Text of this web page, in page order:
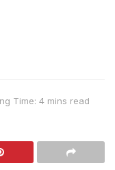
Time: 4 mins read